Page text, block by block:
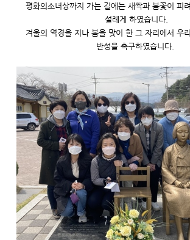
평화의소녀상까지 가는 길에는 새싹과 봄꽃이 피
설레게 하였습니다.
겨울의 역경을 지나 봄을 맞이 한 그 자리에서 우
반성을 촉구하였습니다.